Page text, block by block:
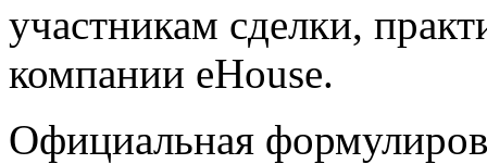
участникам сделки,
компании eHouse.
Официальная